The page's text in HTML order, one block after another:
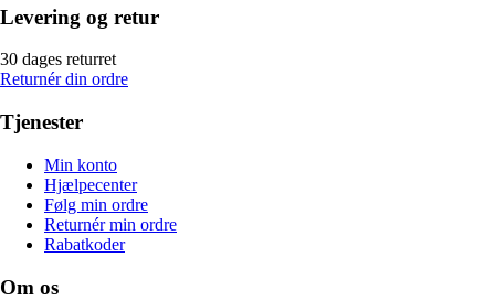
Levering og retur
30 dages returret
Returnér din ordre
Tjenester
Min konto
Hjælpecenter
Følg min ordre
Returnér min ordre
Rabatkoder
Om os